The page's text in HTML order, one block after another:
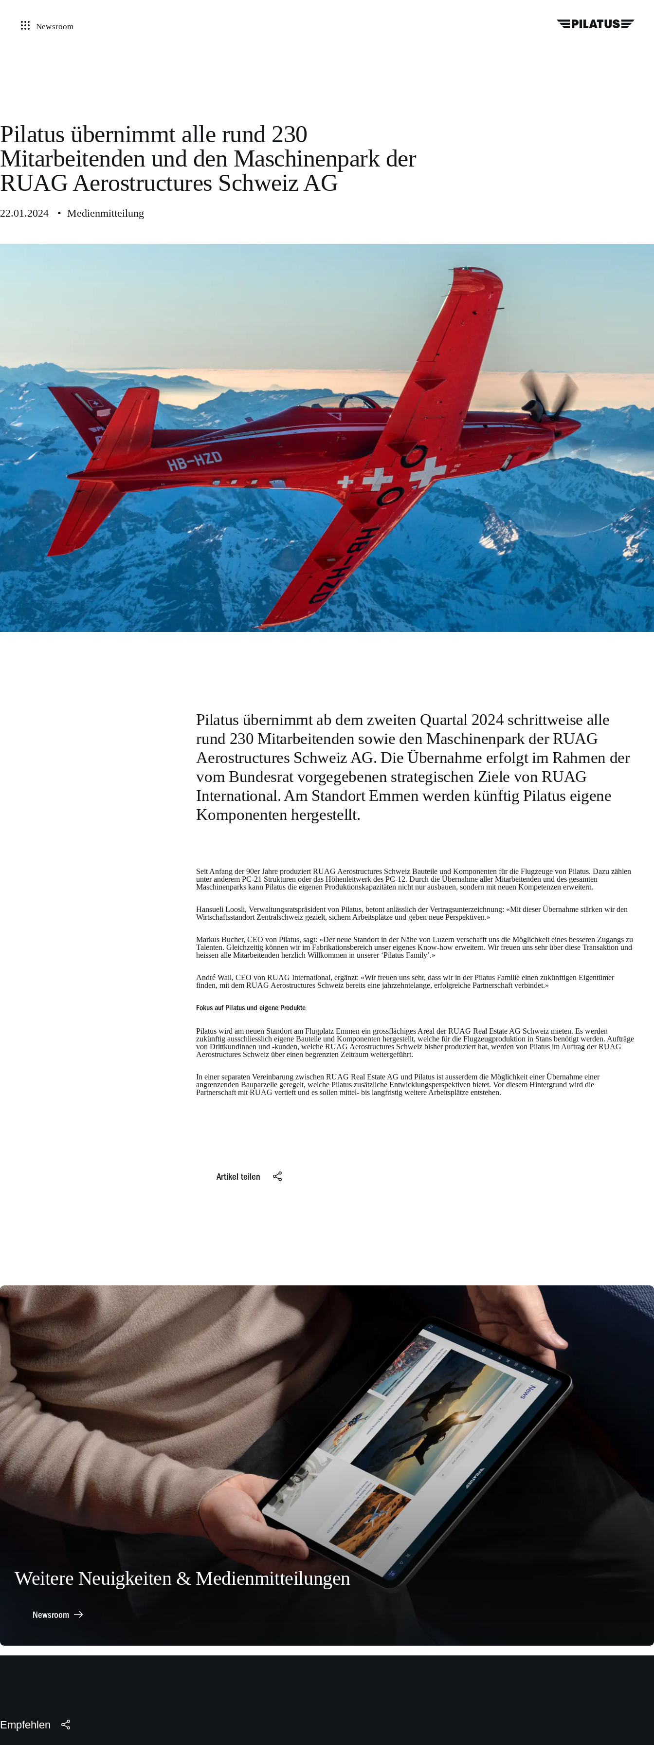
Newsroom
Pilatus übernimmt alle rund 230
Mitarbeitenden und den Maschinenpark der
RUAG Aerostructures Schweiz AG
22.01.2024 • Medienmitteilung
Pilatus übernimmt ab dem zweiten Quartal 2024 schrittweise alle
rund 230 Mitarbeitenden sowie den Maschinenpark der RUAG
Aerostructures Schweiz AG. Die Übernahme erfolgt im Rahmen der
vom Bundesrat vorgegebenen strategischen Ziele von RUAG
International. Am Standort Emmen werden künftig Pilatus eigene
Komponenten hergestellt.
Seit Anfang der 90er Jahre produziert RUAG Aerostructures Schweiz Bauteile und Komponenten für die Flugzeuge von Pilatus. Dazu zählen
unter anderem PC-21 Strukturen oder das Höhenleitwerk des PC-12. Durch die Übernahme aller Mitarbeitenden und des gesamten
Maschinenparks kann Pilatus die eigenen Produktionskapazitäten nicht nur ausbauen, sondern mit neuen Kompetenzen erweitern.
Hansueli Loosli, Verwaltungsratspräsident von Pilatus, betont anlässlich der Vertragsunterzeichnung: «Mit dieser Übernahme stärken wir den
Wirtschaftsstandort Zentralschweiz gezielt, sichern Arbeitsplätze und geben neue Perspektiven.»
Markus Bucher, CEO von Pilatus, sagt: «Der neue Standort in der Nähe von Luzern verschafft uns die Möglichkeit eines besseren Zugangs zu
Talenten. Gleichzeitig können wir im Fabrikationsbereich unser eigenes Know-how erweitern. Wir freuen uns sehr über diese Transaktion und
heissen alle Mitarbeitenden herzlich Willkommen in unserer ‘Pilatus Family’.»
André Wall, CEO von RUAG International, ergänzt: «Wir freuen uns sehr, dass wir in der Pilatus Familie einen zukünftigen Eigentümer
finden, mit dem RUAG Aerostructures Schweiz bereits eine jahrzehntelange, erfolgreiche Partnerschaft verbindet.»
Fokus auf Pilatus und eigene Produkte
Pilatus wird am neuen Standort am Flugplatz Emmen ein grossflächiges Areal der RUAG Real Estate AG Schweiz mieten. Es werden
zukünftig ausschliesslich eigene Bauteile und Komponenten hergestellt, welche für die Flugzeugproduktion in Stans benötigt werden. Aufträge
von Drittkundinnen und -kunden, welche RUAG Aerostructures Schweiz bisher produziert hat, werden von Pilatus im Auftrag der RUAG
Aerostructures Schweiz über einen begrenzten Zeitraum weitergeführt.
In einer separaten Vereinbarung zwischen RUAG Real Estate AG und Pilatus ist ausserdem die Möglichkeit einer Übernahme einer
angrenzenden Bauparzelle geregelt, welche Pilatus zusätzliche Entwicklungsperspektiven bietet. Vor diesem Hintergrund wird die
Partnerschaft mit RUAG vertieft und es sollen mittel- bis langfristig weitere Arbeitsplätze entstehen.
Artikel teilen
Weitere Neuigkeiten & Medienmitteilungen
Newsroom
Empfehlen